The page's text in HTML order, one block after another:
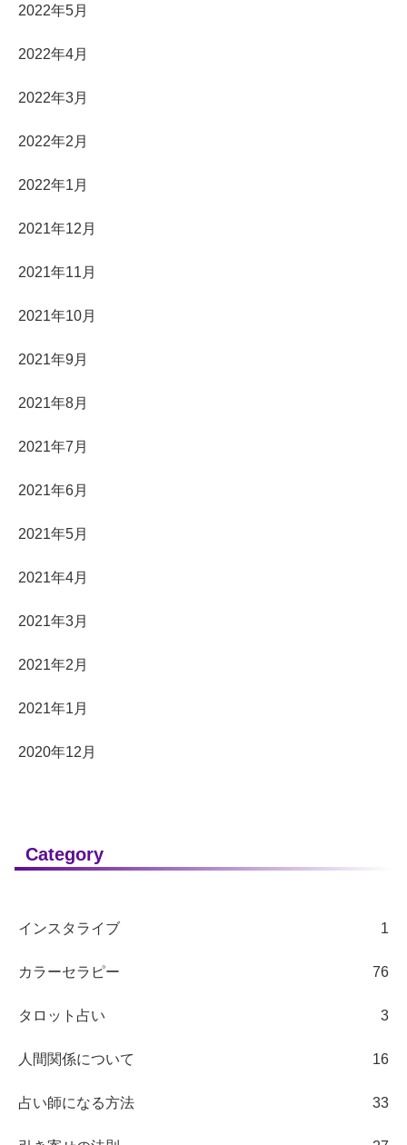
2022年5月
2022年4月
2022年3月
2022年2月
2022年1月
2021年12月
2021年11月
2021年10月
2021年9月
2021年8月
2021年7月
2021年6月
2021年5月
2021年4月
2021年3月
2021年2月
2021年1月
2020年12月
Category
インスタライブ 1
カラーセラピー 76
タロット占い 3
人間関係について 16
占い師になる方法 33